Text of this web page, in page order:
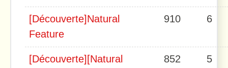
[Découverte]Natural
Feature
910 6
[Découverte][Natural
852 5